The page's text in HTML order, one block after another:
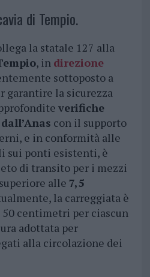
di Tempio.
la statale 127 alla
, in direzione
sottoposto a
garantire la sicurezza
verifiche
con il supporto
e in conformità alle
sui ponti esistenti, è
di transito per i mezzi
alle 7,5
la carreggiata è
centimetri per ciascun
adottata per
alla circolazione dei